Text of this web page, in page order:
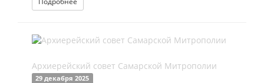
Архиерейский совет Самарской Митрополии
29 декабря 2025